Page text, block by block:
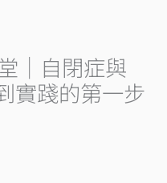
｜自閉症與
實踐的第一步